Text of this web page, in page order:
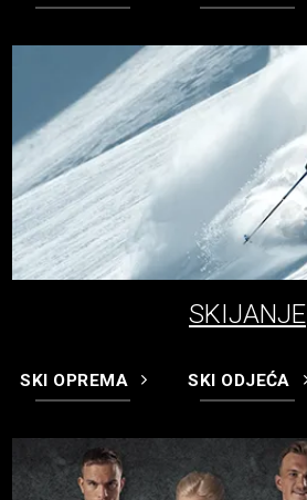
SKIJANJE
SKI OPREMA SKI ODJEĆA